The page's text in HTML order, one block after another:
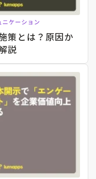
ニケーション
策とは？原因か
説